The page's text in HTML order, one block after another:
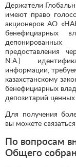
Держатели
имеют право
акционеров АО
бенефициарных
предоставления
N.A.)
информации,
казахстанскому
бенефициарных
депозитарий ценных
Для получения
вы можете
По вопросам
Общего